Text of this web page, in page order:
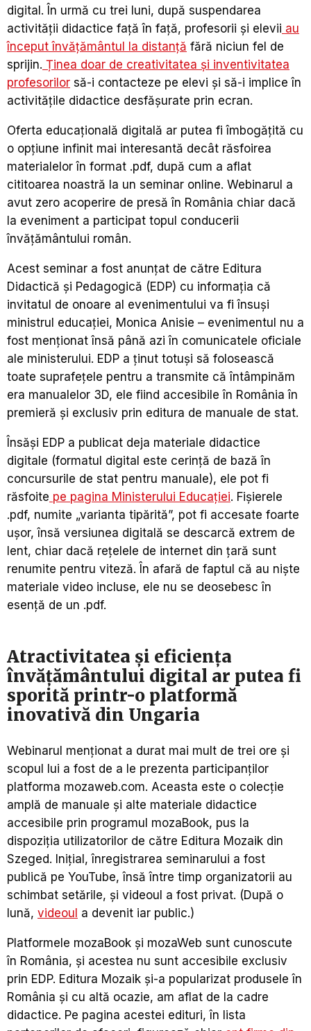
digital. În urmă cu trei luni, după suspendarea
activității didactice față în față, profesorii și elevii au
început învățământul la distanță fără niciun fel de
sprijin. Ținea doar de creativitatea și inventivitatea
profesorilor să-i contacteze pe elevi și să-i implice în
activitățile didactice desfășurate prin ecran.
Oferta educațională digitală ar putea fi îmbogățită cu
o opțiune infinit mai interesantă decât răsfoirea
materialelor în format .pdf, după cum a aflat
cititoarea noastră la un seminar online. Webinarul a
avut zero acoperire de presă în România chiar dacă
la eveniment a participat topul conducerii
învățământului român.
Acest seminar a fost anunțat de către Editura
Didactică și Pedagogică (EDP) cu informația că
invitatul de onoare al evenimentului va fi însuși
ministrul educației, Monica Anisie – evenimentul nu a
fost menționat însă până azi în comunicatele oficiale
ale ministerului. EDP a ținut totuși să folosească
toate suprafețele pentru a transmite că întâmpinăm
era manualelor 3D, ele fiind accesibile în România în
premieră și exclusiv prin editura de manuale de stat.
Însăși EDP a publicat deja materiale didactice
digitale (formatul digital este cerință de bază în
concursurile de stat pentru manuale), ele pot fi
răsfoite pe pagina Ministerului Educației. Fișierele
.pdf, numite „varianta tipărită”, pot fi accesate foarte
ușor, însă versiunea digitală se descarcă extrem de
lent, chiar dacă rețelele de internet din țară sunt
renumite pentru viteză. În afară de faptul că au niște
materiale video incluse, ele nu se deosebesc în
esență de un .pdf.
Atractivitatea și eficiența
învățământului digital ar putea fi
sporită printr-o platformă
inovativă din Ungaria
Webinarul menționat a durat mai mult de trei ore și
scopul lui a fost de a le prezenta participanților
platforma mozaweb.com. Aceasta este o colecție
amplă de manuale și alte materiale didactice
accesibile prin programul mozaBook, pus la
dispoziția utilizatorilor de către Editura Mozaik din
Szeged. Inițial, înregistrarea seminarului a fost
publică pe YouTube, însă între timp organizatorii au
schimbat setările, și videoul a fost privat. (După o
lună, videoul a devenit iar public.)
Platformele mozaBook și mozaWeb sunt cunoscute
în România, și acestea nu sunt accesibile exclusiv
prin EDP. Editura Mozaik și-a popularizat produsele în
România și cu altă ocazie, am aflat de la cadre
didactice. Pe pagina acestei edituri, în lista